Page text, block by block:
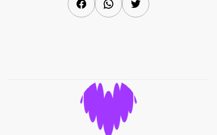
FacebookWhatsAppTwitter